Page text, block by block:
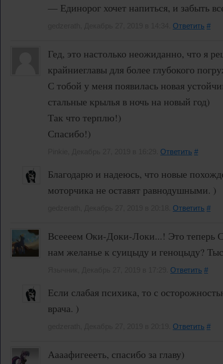
— Единорог хочет напиться, и забыть
Ответить #
Гед, это настолько неожиданно, что я
крайниеглавы для более глубокого
С тобой у меня появилась новая
стальные крылья в ночь на новый год)
Так что терплю!)
Спасибо!)
Ответить #
Благодарю и надеюсь, что новые
моторчика не оставят равнодушными. )
Ответить #
Всеееем Оки-Доки-Локи...! Это теперь
нам желанье к суицыду и геноцыду?
Ответить #
Если слабая психика, то с
врача. )
Ответить #
Аааафигеееть, спасибо за главу)